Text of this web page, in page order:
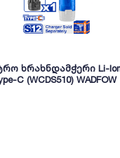
ხრახნდამჭერი Li-Ion
C (WCDS510) WADFOW